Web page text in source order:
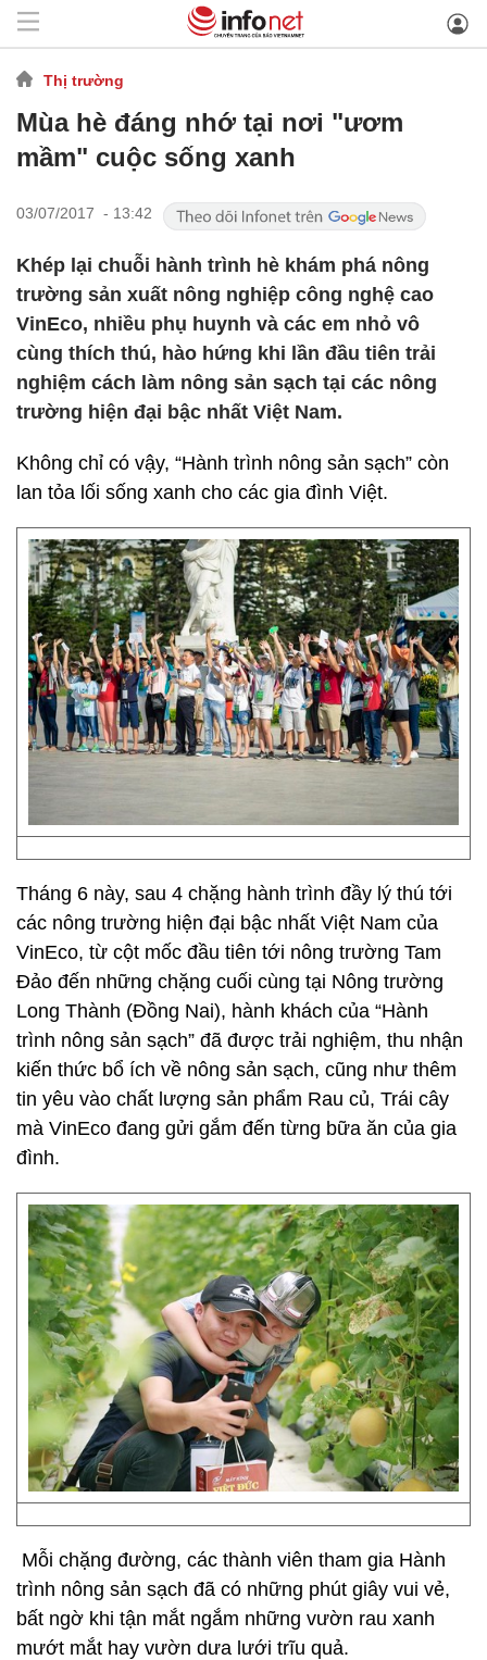
Thị trường
Mùa hè đáng nhớ tại nơi "ươm
mầm" cuộc sống xanh
03/07/2017 - 13:42
Khép lại chuỗi hành trình hè khám phá nông
trường sản xuất nông nghiệp công nghệ cao
VinEco, nhiều phụ huynh và các em nhỏ vô
cùng thích thú, hào hứng khi lần đầu tiên trải
nghiệm cách làm nông sản sạch tại các nông
trường hiện đại bậc nhất Việt Nam.
Không chỉ có vậy, “Hành trình nông sản sạch” còn
lan tỏa lối sống xanh cho các gia đình Việt.
Tháng 6 này, sau 4 chặng hành trình đầy lý thú tới
các nông trường hiện đại bậc nhất Việt Nam của
VinEco, từ cột mốc đầu tiên tới nông trường Tam
Đảo đến những chặng cuối cùng tại Nông trường
Long Thành (Đồng Nai), hành khách của “Hành
trình nông sản sạch” đã được trải nghiệm, thu nhận
kiến thức bổ ích về nông sản sạch, cũng như thêm
tin yêu vào chất lượng sản phẩm Rau củ, Trái cây
mà VinEco đang gửi gắm đến từng bữa ăn của gia
đình.
Mỗi chặng đường, các thành viên tham gia Hành
trình nông sản sạch đã có những phút giây vui vẻ,
bất ngờ khi tận mắt ngắm những vườn rau xanh
mướt mắt hay vườn dưa lưới trĩu quả.